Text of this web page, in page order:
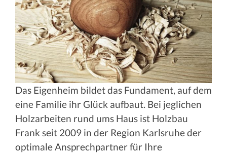
Das Eigenheim bildet das Fundament, auf dem
eine Familie ihr Glück aufbaut. Bei jeglichen
Holzarbeiten rund ums Haus ist Holzbau
Frank seit 2009 in der Region Karlsruhe der
optimale Ansprechpartner für Ihre